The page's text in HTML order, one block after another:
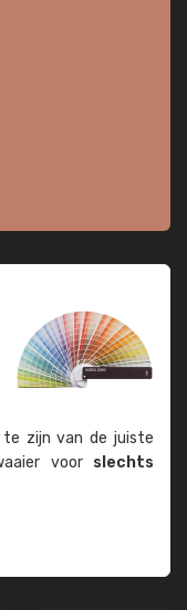
zijn van de juiste
voor slechts